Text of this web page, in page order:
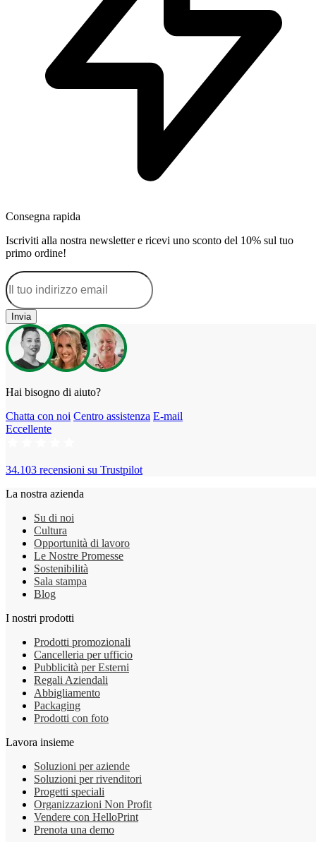
Consegna rapida
Iscriviti alla nostra newsletter e ricevi uno sconto del 10% sul tuo
primo ordine!
Invia
Hai bisogno di aiuto?
Chatta con noi Centro assistenza E-mail
Eccellente
34.103 recensioni su Trustpilot
La nostra azienda
Su di noi
Cultura
Opportunità di lavoro
Le Nostre Promesse
Sostenibilità
Sala stampa
Blog
I nostri prodotti
Prodotti promozionali
Cancelleria per ufficio
Pubblicità per Esterni
Regali Aziendali
Abbigliamento
Packaging
Prodotti con foto
Lavora insieme
Soluzioni per aziende
Soluzioni per rivenditori
Progetti speciali
Organizzazioni Non Profit
Vendere con HelloPrint
Prenota una demo